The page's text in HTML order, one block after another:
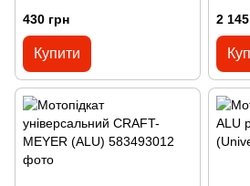
430 грн
Купити
2